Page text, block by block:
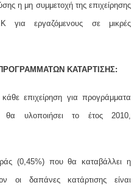
η μη συμμετοχή της επιχείρησης
για εργαζόμενους σε μικρές
ΚΑΤΑΡΤΙΣΗΣ:
επιχείρηση για προγράμματα
θα υλοποιήσει το έτος 2010,
(0,45%) που θα καταβάλλει η
οι δαπάνες κατάρτισης είναι